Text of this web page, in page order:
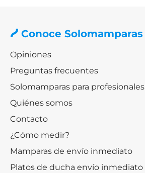
Conoce Solomamparas
Opiniones
Preguntas frecuentes
Solomamparas para profesionales
Quiénes somos
Contacto
¿Cómo medir?
Mamparas de envío inmediato
Platos de ducha envío inmediato